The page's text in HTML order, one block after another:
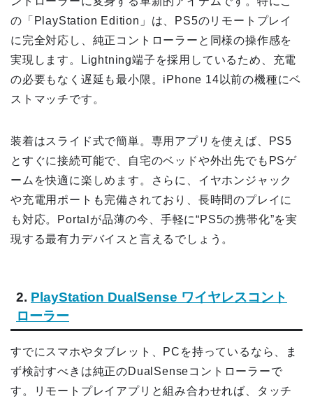
の「PlayStation Edition」は、PS5のリモートプレイ
に完全対応し、純正コントローラーと同様の操作感を
実現します。Lightning端子を採用しているため、充電
の必要もなく遅延も最小限。iPhone 14以前の機種にベ
ストマッチです。
装着はスライド式で簡単。専用アプリを使えば、PS5
とすぐに接続可能で、自宅のベッドや外出先でもPSゲ
ームを快適に楽しめます。さらに、イヤホンジャック
や充電用ポートも完備されており、長時間のプレイに
も対応。Portalが品薄の今、手軽に“PS5の携帯化”を実
現する最有力デバイスと言えるでしょう。
2. PlayStation DualSense ワイヤレスコント
ローラー
すでにスマホやタブレット、PCを持っているなら、ま
ず検討すべきは純正のDualSenseコントローラーで
す。リモートプレイアプリと組み合わせれば、タッチ